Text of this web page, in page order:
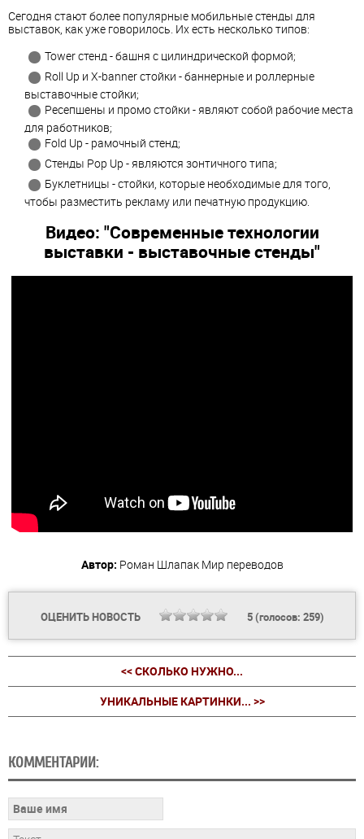
Сегодня стают более популярные мобильные стенды для
выставок, как уже говорилось. Их есть несколько типов:
Tower стенд - башня с цилиндрической формой;
Roll Up и X-banner стойки - баннерные и роллерные
выставочные стойки;
Ресепшены и промо стойки - являют собой рабочие места
для работников;
Fold Up - рамочный стенд;
Стенды Рор Up - являются зонтичного типа;
Буклетницы - стойки, которые необходимые для того,
чтобы разместить рекламу или печатную продукцию.
Видео: "Современные технологии
выставки - выставочные стенды"
Автор: Роман Шлапак Мир переводов
ОЦЕНИТЬ НОВОСТЬ 5(голосов: 259)
<< СКОЛЬКО НУЖНО...
УНИКАЛЬНЫЕ КАРТИНКИ... >>
КОММЕНТАРИИ: